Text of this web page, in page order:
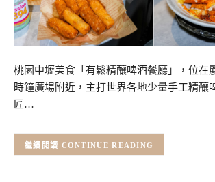
桃園中壢美食「有鬆精釀啤酒餐廳」，位在
時鐘廣場附近，主打世界各地少量手工精釀
匠…
CONTINUE READING